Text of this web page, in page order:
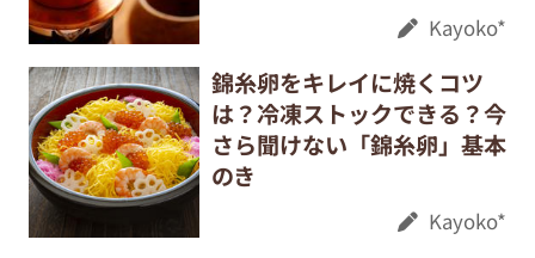
Kayoko*
錦糸卵をキレイに焼くコツ
は？冷凍ストックできる？今
さら聞けない「錦糸卵」基本
のき
Kayoko*